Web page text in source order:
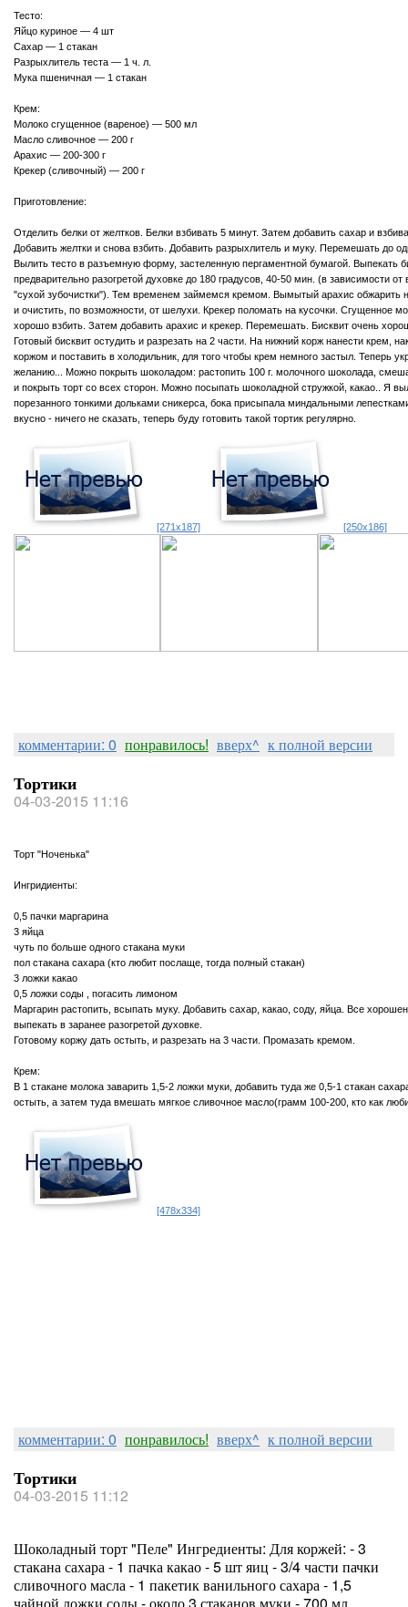
Тесто:
Яйцо куриное — 4 шт
Сахар — 1 стакан
Разрыхлитель теста — 1 ч. л.
Мука пшеничная — 1 стакан
Крем:
Молоко сгущенное (вареное) — 500 мл
Масло сливочное — 200 г
Арахис — 200-300 г
Крекер (сливочный) — 200 г
Приготовление:
Отделить белки от желтков. Белки взбивать 5 минут. Затем добавить сахар и
Добавить желтки и снова взбить. Добавить разрыхлитель и муку. Перемешать до
Вылить тесто в разъемную форму, застеленную пергаментной бумагой. Выпекать
предварительно разогретой духовке до 180 градусов, 40-50 мин. (в зависимости
"сухой зубочистки"). Тем временем займемся кремом. Вымытый арахис обжарить
и очистить, по возможности, от шелухи. Крекер поломать на кусочки. Сгущенное
хорошо взбить. Затем добавить арахис и крекер. Перемешать. Бисквит очень
Готовый бисквит остудить и разрезать на 2 части. На нижний корж нанести крем,
коржом и поставить в холодильник, для того чтобы крем немного застыл. Теперь
желанию... Можно покрыть шоколадом: растопить 100 г. молочного шоколада,
и покрыть торт со всех сторон. Можно посыпать шоколадной стружкой, какао.. Я
порезанного тонкими дольками сникерса, бока присыпала миндальными
вкусно - ничего не сказать, теперь буду готовить такой тортик регулярно.
[271x187] [250x186]
комментарии: 0 понравилось! вверх^ к полной версии
Тортики
04-03-2015 11:16
Торт "Ноченька"
Ингридиенты:
0,5 пачки маргарина
3 яйца
чуть по больше одного стакана муки
пол стакана сахара (кто любит послаще, тогда полный стакан)
3 ложки какао
0,5 ложки соды , погасить лимоном
Маргарин растопить, всыпать муку. Добавить сахар, какао, соду, яйца. Все
выпекать в заранее разогретой духовке.
Готовому коржу дать остыть, и разрезать на 3 части. Промазать кремом.
Крем:
В 1 стакане молока заварить 1,5-2 ложки муки, добавить туда же 0,5-1 стакан
остыть, а затем туда вмешать мягкое сливочное масло(грамм 100-200, кто как
[478x334]
комментарии: 0 понравилось! вверх^ к полной версии
Тортики
04-03-2015 11:12
Шоколадный торт "Пеле" Ингредиенты: Для коржей: - 3
стакана сахара - 1 пачка какао - 5 шт яиц - 3/4 части пачки
сливочного масла - 1 пакетик ванильного сахара - 1,5